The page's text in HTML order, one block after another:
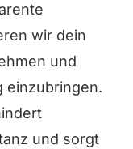
wir dein
und
einzubringen.
und sorgt